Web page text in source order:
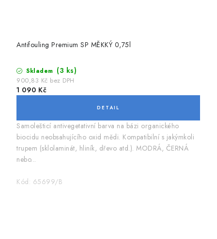
Antifouling Premium SP MĚKKÝ 0,75l
Skladem (3 ks)
900,83 Kč bez DPH
1 090 Kč
Samolešticí antivegetativní barva na bázi organického
biocidu neobsahujícího oxid mědi. Kompatibilní s jakýmkoli
trupem (sklolaminát, hliník, dřevo atd.). MODRÁ, ČERNÁ
nebo...
Kód: 65699/B